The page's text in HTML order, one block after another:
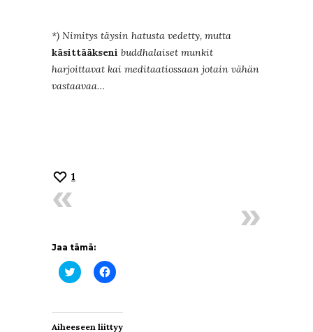
*) Nimitys täysin hatusta vedetty, mutta
käsittääkseni buddhalaiset munkit
harjoittavat kai meditaatiossaan jotain vähän
vastaavaa…
1
Jaa tämä:
Jaa
Twitterissä(Avautuu
Jaa
Facebookissa(Avautuu
Aiheeseen liittyy